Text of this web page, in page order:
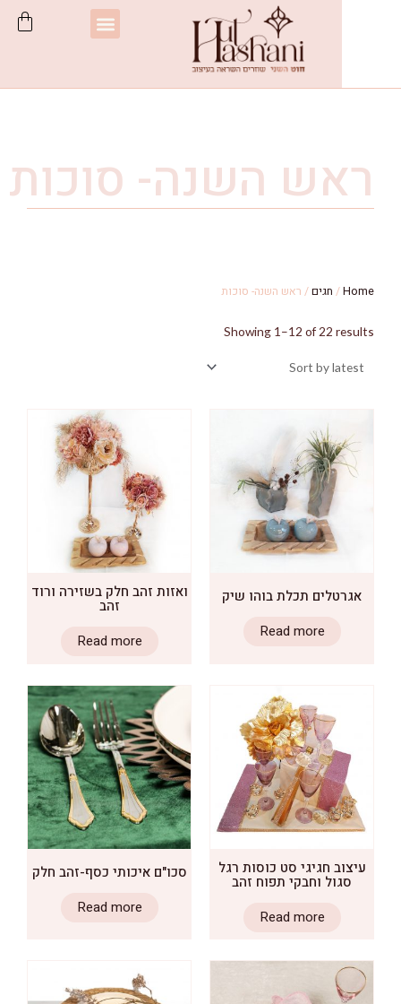
תפריט
עגלת
שהשנה-סוכות
חגים/ ראש השנה- סוכות
Showing 1–12 of 22
תכלת בוהו שיק
Read more
ואזות זהב חלק בשזירה ורוד
Read more
חגיגי סט כוסות רגל
וחבקי תפוח זהב
Read more
סכו"ם איכותי כסף-זהב חלק
Read more